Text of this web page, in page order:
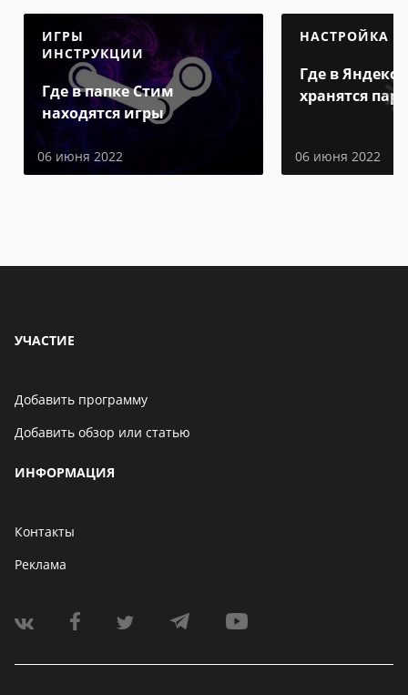
ИГРЫ
ИНСТРУКЦИИ
Где в папке Стим
находятся игры
06 июня 2022
НАСТРОЙКА
Где в Яндекс
хранятся
06 июня 2022
УЧАСТИЕ
Добавить программу
Добавить обзор или статью
ИНФОРМАЦИЯ
Контакты
Реклама